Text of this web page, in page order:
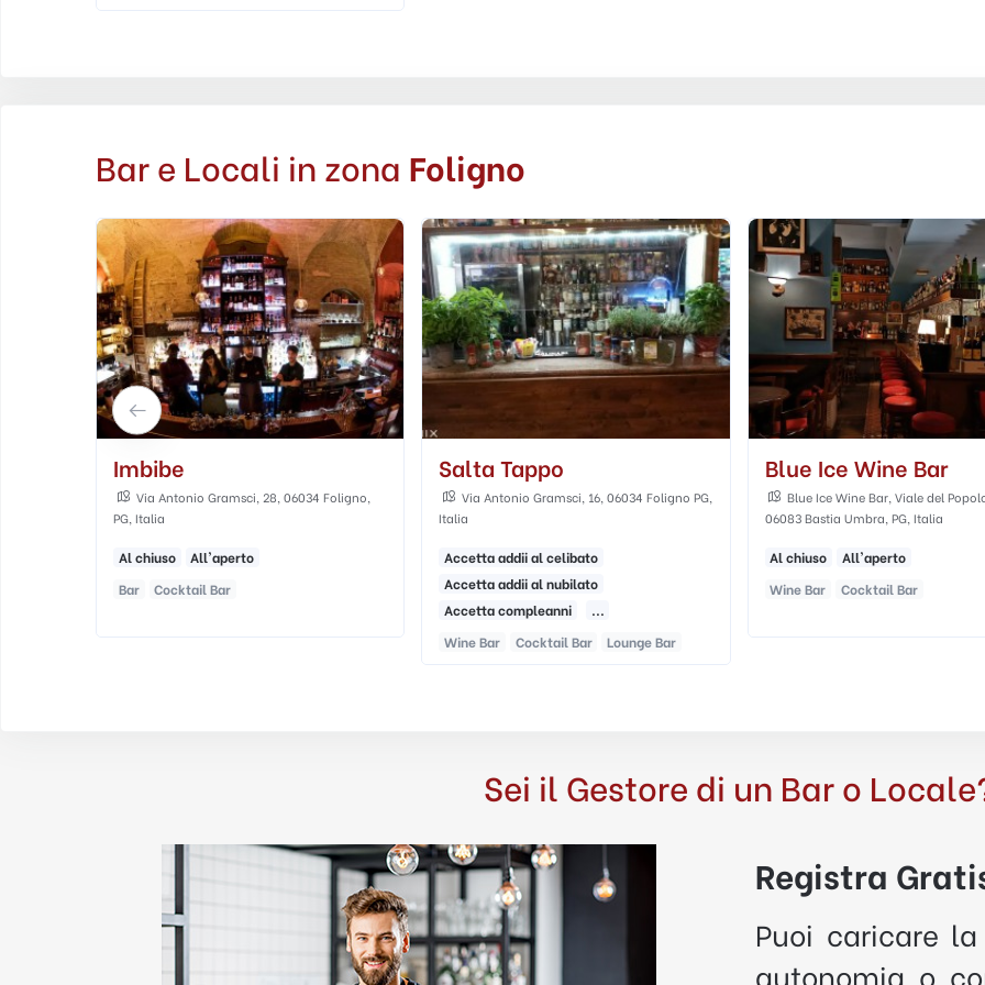
Bar e Locali in zona Foligno
Salta Tappo
Via Antonio Gramsci, 16, 06034 Foligno PG,
Italia
Accetta addii al celibato
Accetta addii al nubilato
Blue Ice Wine Bar
Blue Ice Wine Bar, Viale del Popolo, 33,
06083 Bastia Umbra, PG, Italia
Al chiuso
All'aperto
Wine Bar
Cocktail Bar
Agorà Cafè
Piazza Don Annibale Valigi, 9,
Italia
Al chiuso
All'aperto
Caffetteria
Bar
Sei il Gestore di un Bar o
Registra
Puoi caricare
autonomia o